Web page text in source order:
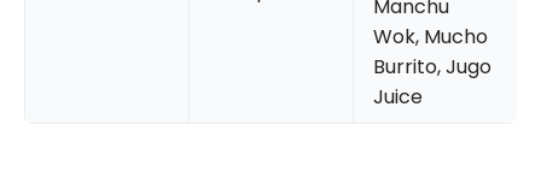
Manchu
Wok, Mucho
Burrito, Jugo
Juice